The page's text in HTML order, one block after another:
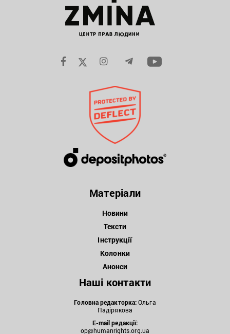
Матеріали
Новини
Тексти
Інструкції
Колонки
Анонси
Наші контакти
Головна редакторка:Ольга
Падірякова
E-mail редакції:
op@humanrights.org.ua